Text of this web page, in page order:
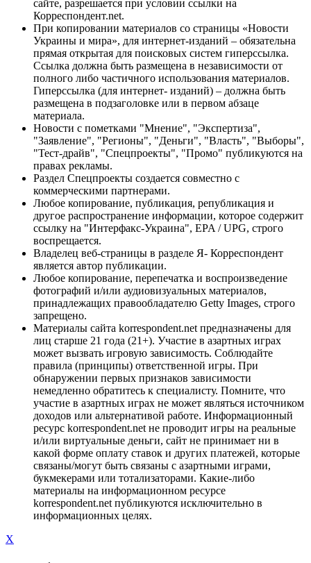
сайте, разрешается при условии ссылки на
Корреспондент.net.
При копировании материалов со страницы «Новости
Украины и мира», для интернет-изданий – обязательна
прямая открытая для поисковых систем гиперссылка.
Ссылка должна быть размещена в независимости от
полного либо частичного использования материалов.
Гиперссылка (для интернет- изданий) – должна быть
размещена в подзаголовке или в первом абзаце
материала.
Новости с пометками "Мнение", "Экспертиза",
"Заявление", "Регионы", "Деньги", "Власть", "Выборы",
"Тест-драйв", "Спецпроекты", "Промо" публикуются на
правах рекламы.
Раздел Спецпроекты создается совместно с
коммерческими партнерами.
Любое копирование, публикация, републикация и
другое распространение информации, которое содержит
ссылку на "Интерфакс-Украина", EPA / UPG, строго
воспрещается.
Владелец веб-страницы в разделе Я- Корреспондент
является автор публикации.
Любое копирование, перепечатка и воспроизведение
фотографий и/или аудиовизуальных материалов,
принадлежащих правообладателю Getty Images, строго
запрещено.
Материалы сайта korrespondent.net предназначены для
лиц старше 21 года (21+). Участие в азартных играх
может вызвать игровую зависимость. Соблюдайте
правила (принципы) ответственной игры. При
обнаружении первых признаков зависимости
немедленно обратитесь к специалисту. Помните, что
участие в азартных играх не может являться источником
доходов или альтернативой работе. Информационный
ресурс korrespondent.net не проводит игры на реальные
и/или виртуальные деньги, сайт не принимает ни в
какой форме оплату ставок и других платежей, которые
связаны/могут быть связаны с азартными играми,
букмекерами или тотализаторами. Какие-либо
материалы на информационном ресурсе
korrespondent.net публикуются исключительно в
информационных целях.
X